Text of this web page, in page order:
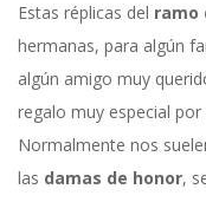
Estas réplicas del ramo
hermanas, para algún
algún amigo muy
regalo muy especial por
Normalmente nos
las damas de honor,